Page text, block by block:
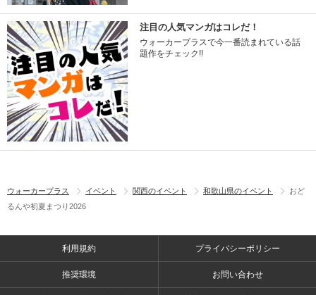
注目の人気マンガはコレだ！
ウォーカープラスで今一番読まれている話
題作をチェック!!
ウォーカープラス イベント 関西のイベント 和歌山県のイベント
おど
るんや初夏まつり2026
利用規約 プライバシーポリシー
推奨環境 お問い合わせ